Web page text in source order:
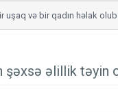
və bir qadın həlak olub
şəxsə əlillik təyin